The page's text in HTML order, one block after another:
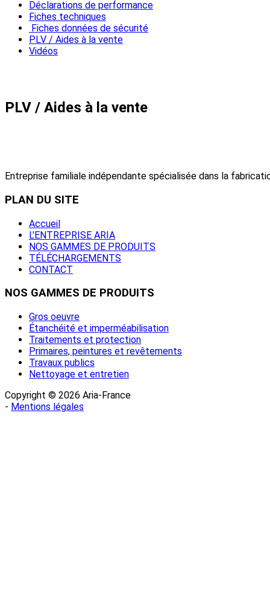
Déclarations de performance
Fiches techniques
Fiches données de sécurité
PLV / Aides à la vente
Vidéos
PLV / Aides à la vente
Entreprise familiale indépendante spécialisée dans la
PLAN DU SITE
Accueil
L'ENTREPRISE ARIA
NOS GAMMES DE PRODUITS
TÉLÉCHARGEMENTS
CONTACT
NOS GAMMES DE PRODUITS
Gros oeuvre
Étanchéité et imperméabilisation
Traitements et protection
Primaires, peintures et revêtements
Travaux publics
Nettoyage et entretien
Copyright © 2026 Aria-France
- Mentions légales